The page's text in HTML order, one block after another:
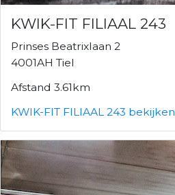
KWIK-FIT FILIAAL 243
Prinses Beatrixlaan 2
4001AH Tiel
Afstand 3.61km
KWIK-FIT FILIAAL 243 bekijken